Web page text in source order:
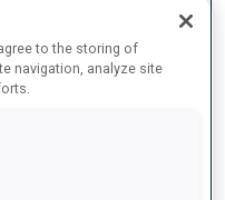
56
to the storing of
navigation, analyze site